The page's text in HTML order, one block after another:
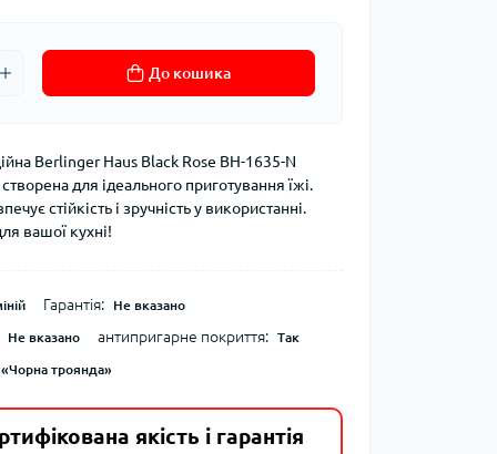
До кошика
Berlinger Haus Black Rose BH-1635-N
для ідеального приготування їжі.
стійкість і зручність у використанні.
вашої кухні!
Гарантія: Не вказано
Не вказано антипригарне покриття: Так
троянда»
якість і гарантія